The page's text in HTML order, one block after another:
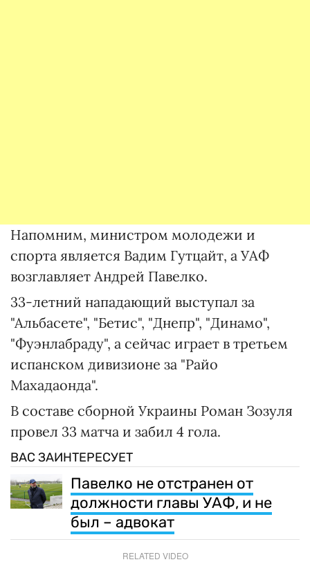
Напомним, министром молодежи и
спорта является Вадим Гутцайт, а УАФ
возглавляет Андрей Павелко.
33-летний нападающий выступал за
"Альбасете", "Бетис", "Днепр", "Динамо",
"Фуэнлабраду", а сейчас играет в третьем
испанском дивизионе за "Райо
Махадаонда".
В составе сборной Украины Роман Зозуля
провел 33 матча и забил 4 гола.
ВАС ЗАИНТЕРЕСУЕТ
Павелко не отстранен от
должности главы УАФ, и не
был – адвокат
RELATED VIDEO